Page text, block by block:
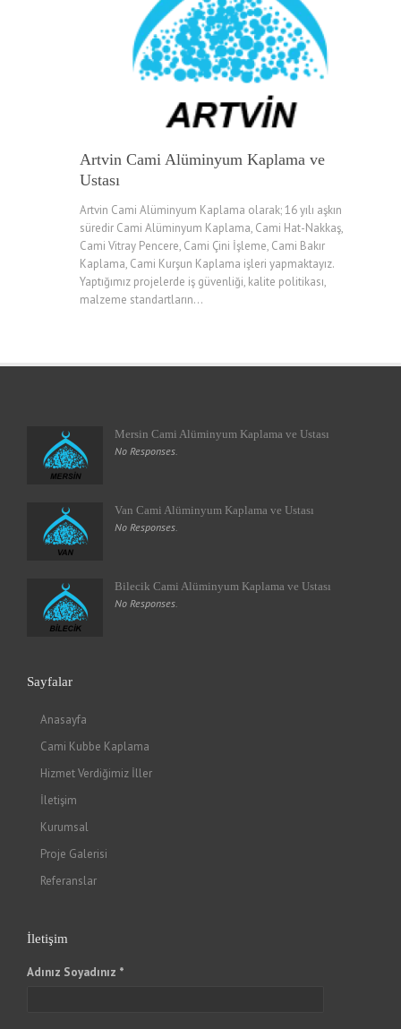
Artvin Cami Alüminyum Kaplama ve
Ustası
Artvin Cami Alüminyum Kaplama olarak; 16 yılı aşkın
süredir Cami Alüminyum Kaplama, Cami Hat-Nakkaş,
Cami Vitray Pencere, Cami Çini İşleme, Cami Bakır
Kaplama, Cami Kurşun Kaplama işleri yapmaktayız.
Yaptığımız projelerde iş güvenliği, kalite politikası,
malzeme standartların...
Mersin Cami Alüminyum Kaplama ve Ustası
No Responses.
Van Cami Alüminyum Kaplama ve Ustası
No Responses.
Bilecik Cami Alüminyum Kaplama ve Ustası
No Responses.
Sayfalar
Anasayfa
Cami Kubbe Kaplama
Hizmet Verdiğimiz İller
İletişim
Kurumsal
Proje Galerisi
Referanslar
İletişim
Adınız Soyadınız *